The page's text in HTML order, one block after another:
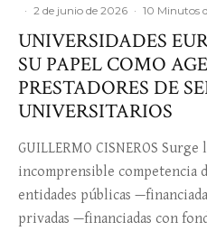
· 2 de junio de 2026 · 10 Minutos
UNIVERSIDADES
SU PAPEL COMO
PRESTADORES DE
UNIVERSITARIOS
GUILLERMO CISNEROS
incomprensible competencia
entidades públicas
privadas —financiadas con